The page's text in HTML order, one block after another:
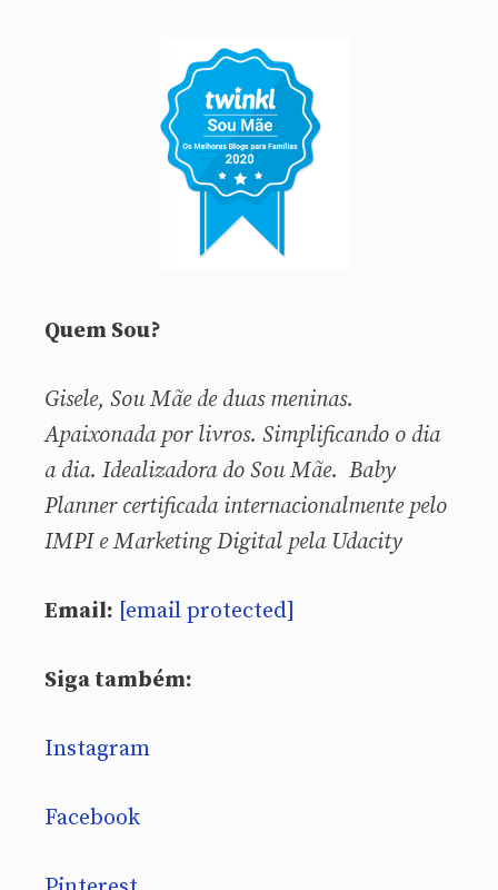
Quem Sou?
Gisele, Sou Mãe de duas meninas.
Apaixonada por livros. Simplificando o dia
a dia. Idealizadora do Sou Mãe. Baby
Planner certificada internacionalmente pelo
IMPI e Marketing Digital pela Udacity
Email: [email protected]
Siga também:
Instagram
Facebook